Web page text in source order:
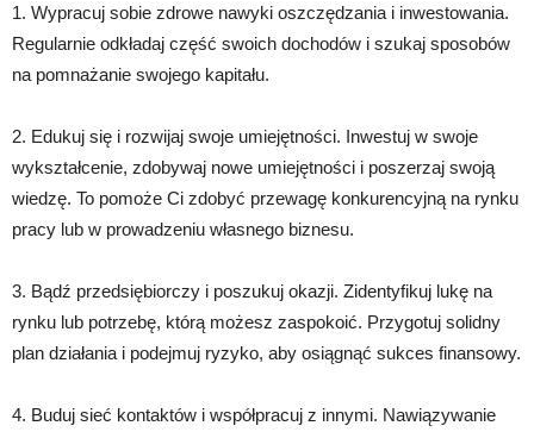
1. Wypracuj sobie zdrowe nawyki oszczędzania i inwestowania.
Regularnie odkładaj część swoich dochodów i szukaj sposobów
na pomnażanie swojego kapitału.
2. Edukuj się i rozwijaj swoje umiejętności. Inwestuj w swoje
wykształcenie, zdobywaj nowe umiejętności i poszerzaj swoją
wiedzę. To pomoże Ci zdobyć przewagę konkurencyjną na rynku
pracy lub w prowadzeniu własnego biznesu.
3. Bądź przedsiębiorczy i poszukuj okazji. Zidentyfikuj lukę na
rynku lub potrzebę, którą możesz zaspokoić. Przygotuj solidny
plan działania i podejmuj ryzyko, aby osiągnąć sukces finansowy.
4. Buduj sieć kontaktów i współpracuj z innymi. Nawiązywanie